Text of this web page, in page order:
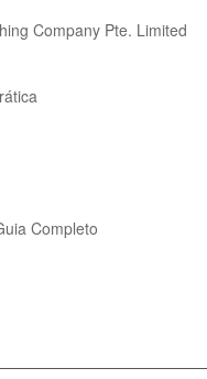
Company Pte. Limited
Completo